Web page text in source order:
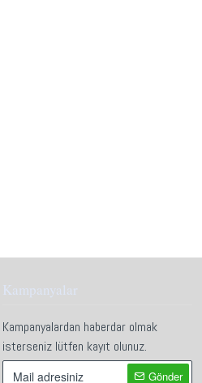
Kampanyalar
Kampanyalardan haberdar olmak
isterseniz lütfen kayıt olunuz.
Gönder